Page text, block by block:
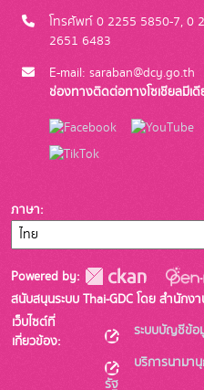
โทรศัพท์ 0 2255 5850-7, 0
2651 6483
E-mail: saraban@dcy.go.th
ช่องทางติดต่อทางโซเชียลมีเดี
ภาษา
Powered by:
สนับสนุนระบบ Thai-GDC โดย สำนักง
เว็บไซต์ที่
เกี่ยวข้อง:
ระบบบัญชีข้อ
บริการนาม
รัฐ